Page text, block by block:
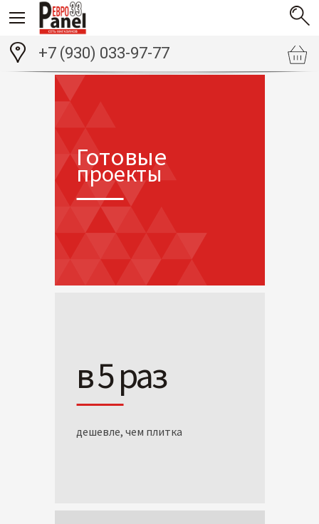
+7 (930) 033-97-77
Готовые
проекты
в 5 раз
дешевле, чем плитка